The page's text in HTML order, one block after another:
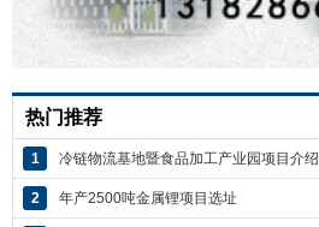
热门推荐
1 冷链物流基地暨食品加工产业园项目介绍
2 年产2500吨金属锂项目选址